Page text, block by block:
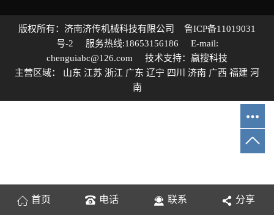
版权所有：济南济传机械科技有限公司 鲁ICP备11019031
号-2 服务热线:18653156186 E-mail:
chenguiabc@126.com 技术支持： 赢搜科技
主营区域： 山东 江苏 浙江 广东 辽宁 四川 济南 广西 福建 河
南
首页 电话 联系 分享